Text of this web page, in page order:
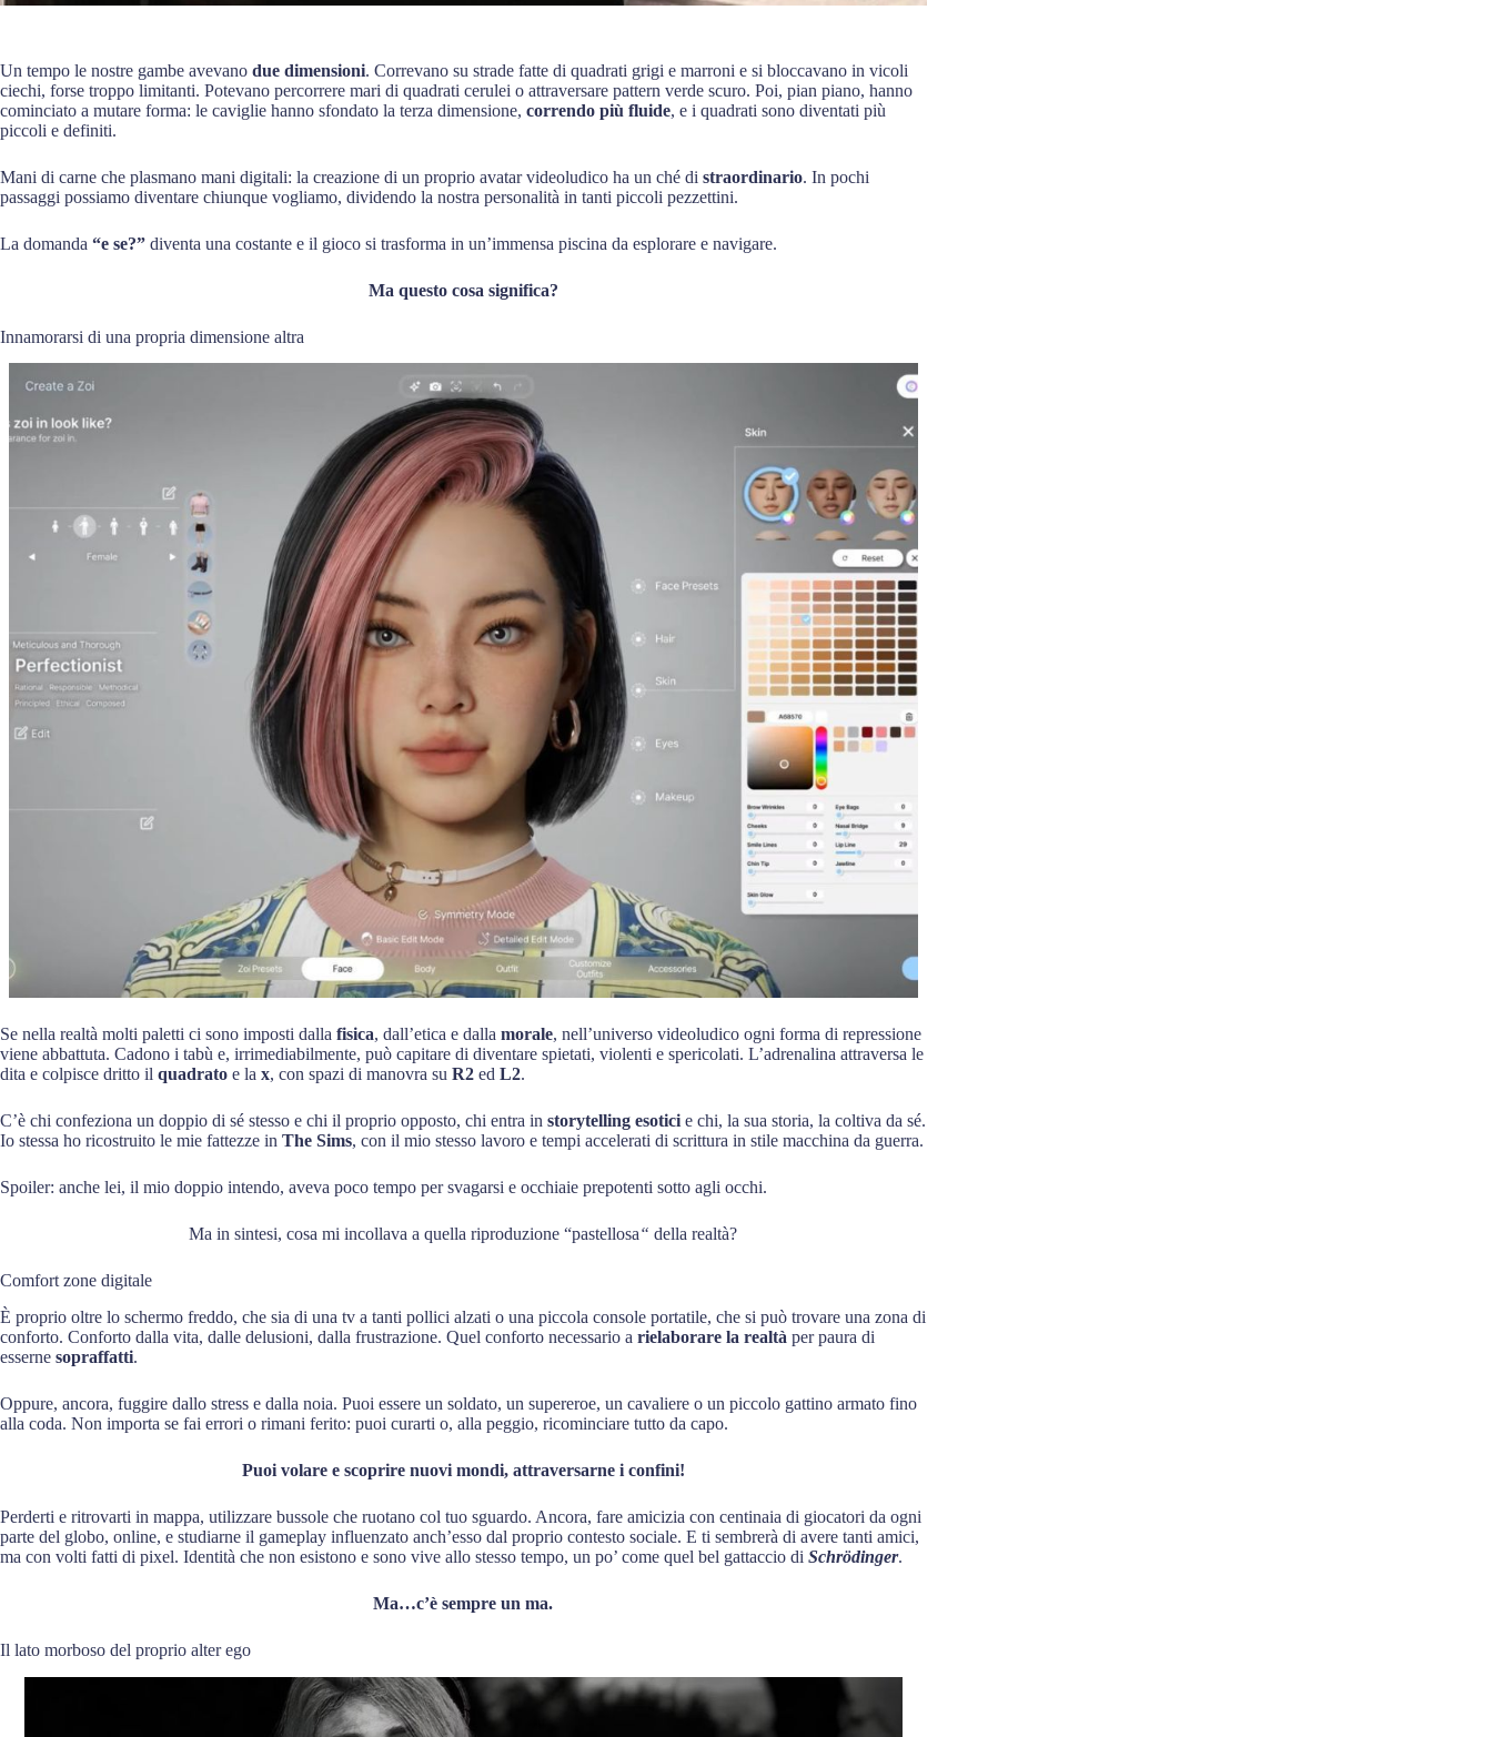
Un tempo le nostre gambe avevano due dimensioni. Correvano su strade fatte di quadrati grigi e marroni e si bloccavano in vicoli
ciechi, forse troppo limitanti. Potevano percorrere mari di quadrati cerulei o attraversare pattern verde scuro. Poi, pian piano, hanno
cominciato a mutare forma: le caviglie hanno sfondato la terza dimensione, correndo più fluide, e i quadrati sono diventati più
piccoli e definiti.
Mani di carne che plasmano mani digitali: la creazione di un proprio avatar videoludico ha un ché di straordinario. In pochi
passaggi possiamo diventare chiunque vogliamo, dividendo la nostra personalità in tanti piccoli pezzettini.
La domanda “e se?” diventa una costante e il gioco si trasforma in un’immensa piscina da esplorare e navigare.
Ma questo cosa significa?
Innamorarsi di una propria dimensione altra
Se nella realtà molti paletti ci sono imposti dalla fisica, dall’etica e dalla morale, nell’universo videoludico ogni forma di repressione
viene abbattuta. Cadono i tabù e, irrimediabilmente, può capitare di diventare spietati, violenti e spericolati. L’adrenalina attraversa le
dita e colpisce dritto il quadrato e la x, con spazi di manovra su R2 ed L2.
C’è chi confeziona un doppio di sé stesso e chi il proprio opposto, chi entra in storytelling esotici e chi, la sua storia, la coltiva da sé.
Io stessa ho ricostruito le mie fattezze in The Sims, con il mio stesso lavoro e tempi accelerati di scrittura in stile macchina da guerra.
Spoiler: anche lei, il mio doppio intendo, aveva poco tempo per svagarsi e occhiaie prepotenti sotto agli occhi.
Ma in sintesi, cosa mi incollava a quella riproduzione “pastellosa“ della realtà?
Comfort zone digitale
È proprio oltre lo schermo freddo, che sia di una tv a tanti pollici alzati o una piccola console portatile, che si può trovare una zona di
conforto. Conforto dalla vita, dalle delusioni, dalla frustrazione. Quel conforto necessario a rielaborare la realtà per paura di
esserne sopraffatti.
Oppure, ancora, fuggire dallo stress e dalla noia. Puoi essere un soldato, un supereroe, un cavaliere o un piccolo gattino armato fino
alla coda. Non importa se fai errori o rimani ferito: puoi curarti o, alla peggio, ricominciare tutto da capo.
Puoi volare e scoprire nuovi mondi, attraversarne i confini!
Perderti e ritrovarti in mappa, utilizzare bussole che ruotano col tuo sguardo. Ancora, fare amicizia con centinaia di giocatori da ogni
parte del globo, online, e studiarne il gameplay influenzato anch’esso dal proprio contesto sociale. E ti sembrerà di avere tanti amici,
ma con volti fatti di pixel. Identità che non esistono e sono vive allo stesso tempo, un po’ come quel bel gattaccio di Schrödinger.
Ma…c’è sempre un ma.
Il lato morboso del proprio alter ego